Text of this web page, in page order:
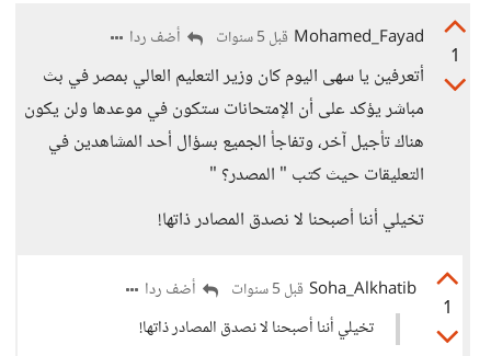
1
Mohamed_Fayad قبل 5 سنوات أضف ردا
أتعرفين يا سهى اليوم كان وزير التعليم العالي بمصر في بث
مباشر يؤكد على أن الإمتحانات ستكون في موعدها ولن يكون
هناك تأجيل آخر، وتفاجأ الجميع بسؤال أحد المشاهدين في
التعليقات حيث كتب " المصدر؟ "
تخيلي أننا أصبحنا لا نصدق المصادر ذاتها!
1
Soha_Alkhatib قبل 5 سنوات
أضف ردا
تخيلي أننا أصبحنا لا نصدق المصادر ذاتها!